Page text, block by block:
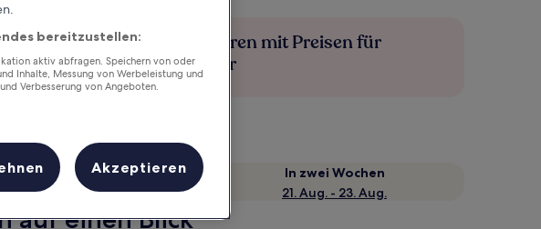
Mehr sparen mit Preisen für
Mitglieder
Wochenende
14. Aug. - 16. Aug.
In zwei Wochen
21. Aug. - 23. Aug.
auf einen Blick
bereitzustellen:
aktiv abfragen. Speichern von oder
Inhalte, Messung von Werbeleistung und
Verbesserung von Angeboten.
Akzeptieren